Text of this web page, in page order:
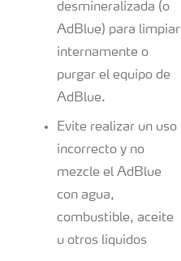
desmineralizada (o
AdBlue) para limpiar
internamente o
purgar el equipo de
AdBlue.
Evite realizar un uso
incorrecto y no
mezcle el AdBlue
con agua,
combustible, aceite
u otros líquidos